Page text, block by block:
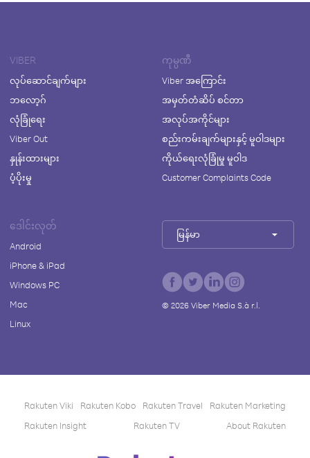
VIBER
လုပ်ဆောင်ချက်များ
ဘလော့ဂ်
လုံခြုံရေး
Viber Out
နှုန်းထားများ
ပံ့ပိုးမှု
ကုမ္ပဏီ
Viber အကြောင်း
အမှတ်တံဆိပ် စင်တာ
အလုပ်အကိုင်များ
စည်းကမ်းချက်များနှင့် မူဝါဒများ
ကိုယ်ရေးလုံခြုံမှု မူဝါဒ
Customer Complaints Code
ဒေါင်းလုတ်
Android
iPhone & iPad
Windows PC
Mac
Linux
မြန်မာ
© 2026Viber Media S.à r.l.
Rakuten Viki Rakuten Kobo Rakuten Travel
Rakuten Marketing
Rakuten Insight
Rakuten TV About Rakuten